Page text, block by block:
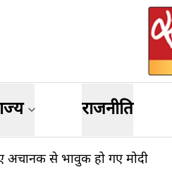
राजनीति
अचानक से भावुक हो गए मोदी